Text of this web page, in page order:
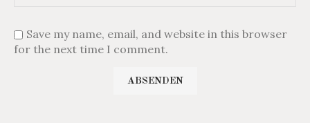
Save my name, email, and website in this browser
for the next time I comment.